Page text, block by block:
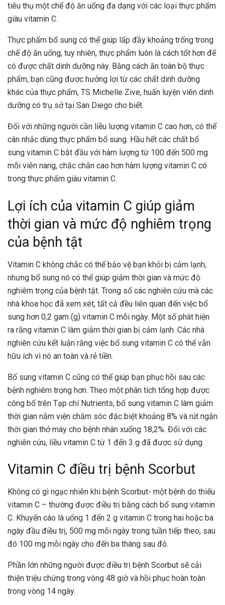
tiêu thụ một chế độ ăn uống đa dạng với các loại thực phẩm
giàu vitamin C.
Thực phẩm bổ sung có thể giúp lấp đầy khoảng trống trong
chế độ ăn uống, tuy nhiên, thực phẩm luôn là cách tốt hơn để
có được chất dinh dưỡng này. Bằng cách ăn toàn bộ thực
phẩm, bạn cũng được hưởng lợi từ các chất dinh dưỡng
khác của thực phẩm, TS Michelle Zive, huấn luyện viên dinh
dưỡng có trụ sở tại San Diego cho biết.
Đối với những người cần liều lượng vitamin C cao hơn, có thể
cân nhắc dùng thực phẩm bổ sung. Hầu hết các chất bổ
sung vitamin C bắt đầu với hàm lượng từ 100 đến 500 mg
mỗi viên nang, chắc chắn cao hơn hàm lượng vitamin C có
trong thực phẩm giàu vitamin C.
Lợi ích của vitamin C giúp giảm
thời gian và mức độ nghiêm trọng
của bệnh tật
Vitamin C không chắc có thể bảo vệ bạn khỏi bị cảm lạnh,
nhưng bổ sung nó có thể giúp giảm thời gian và mức độ
nghiêm trọng của bệnh tật. Trong số các nghiên cứu mà các
nhà khoa học đã xem xét, tất cả đều liên quan đến việc bổ
sung hơn 0,2 gam (g) vitamin C mỗi ngày. Một số phát hiện
ra rằng vitamin C làm giảm thời gian bị cảm lạnh. Các nhà
nghiên cứu kết luận rằng việc bổ sung vitamin C có thể vẫn
hữu ích vì nó an toàn và rẻ tiền.
Bổ sung vitamin C cũng có thể giúp bạn phục hồi sau các
bệnh nghiêm trọng hơn. Theo một phân tích tổng hợp được
công bố trên Tạp chí Nutrients, bổ sung vitamin C làm giảm
thời gian nằm viện chăm sóc đặc biệt khoảng 8% và rút ngắn
thời gian thở máy cho bệnh nhân xuống 18,2%. Đối với các
nghiên cứu, liều vitamin C từ 1 đến 3 g đã được sử dụng.
Vitamin C điều trị bệnh Scorbut
Không có gì ngạc nhiên khi bệnh Scorbut- một bệnh do thiếu
vitamin C – thường được điều trị bằng cách bổ sung vitamin
C. Khuyến cáo là uống 1 đến 2 g vitamin C trong hai hoặc ba
ngày đầu điều trị, 500 mg mỗi ngày trong tuần tiếp theo, sau
đó 100 mg mỗi ngày cho đến ba tháng sau đó.
Phần lớn những người được điều trị bệnh Scorbut sẽ cải
thiện triệu chứng trong vòng 48 giờ và hồi phục hoàn toàn
trong vòng 14 ngày.